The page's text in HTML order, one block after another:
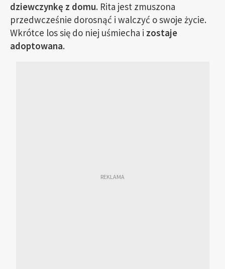
dziewczynkę z domu. Rita jest zmuszona
przedwcześnie dorosnąć i walczyć o swoje życie.
Wkrótce los się do niej uśmiecha i zostaje
adoptowana.